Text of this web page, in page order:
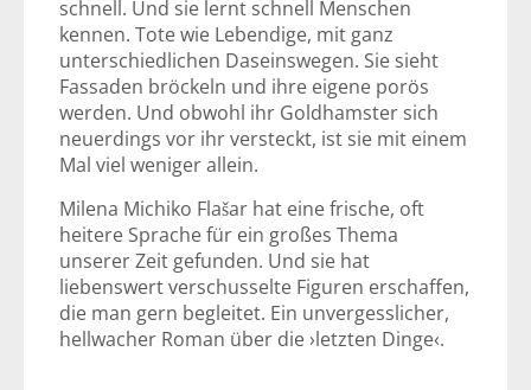
schnell. Und sie lernt schnell Menschen
kennen. Tote wie Lebendige, mit ganz
unterschiedlichen Daseinswegen. Sie sieht
Fassaden bröckeln und ihre eigene porös
werden. Und obwohl ihr Goldhamster sich
neuerdings vor ihr versteckt, ist sie mit einem
Mal viel weniger allein.
Milena Michiko Flašar hat eine frische, oft
heitere Sprache für ein großes Thema
unserer Zeit gefunden. Und sie hat
liebenswert verschusselte Figuren erschaffen,
die man gern begleitet. Ein unvergesslicher,
hellwacher Roman über die ›letzten Dinge‹.